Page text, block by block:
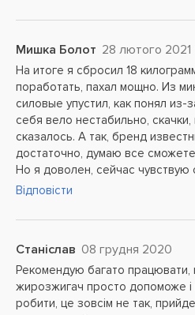
Мишка Болот 28 лютого 2021
На итоге я сбросил 18
поработать, пахал мощно. Из
силовые упустил, как понял
себя вело нестабильно,
сказалось. А так, бренд
достаточно, думаю все
Но я доволен, сейчас чувствую
Відповісти
Станіслав 08 грудня 2020
Рекомендую багато працювати,
жирозжигач просто допоможе і
робити, це зовсім не так,